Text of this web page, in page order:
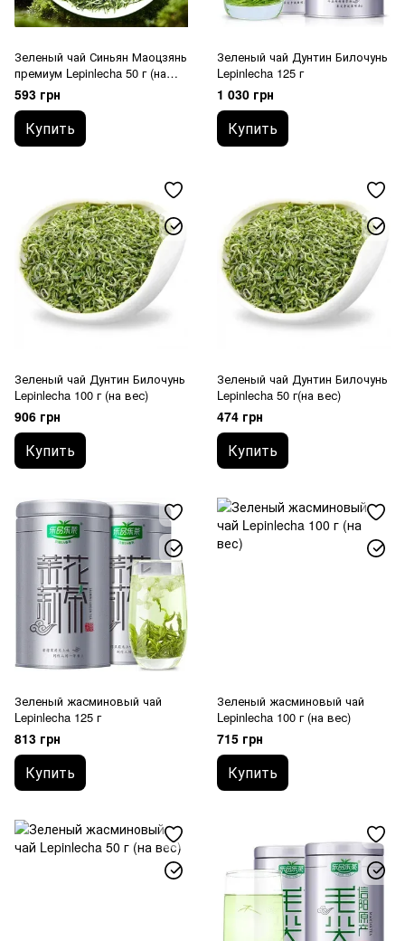
Зеленый чай Синьян Маоцзянь
премиум Lepinlecha 50 г (на
вес)
593 грн
Купить
Зеленый чай Дунтин Билочунь
Lepinlecha 125 г
1 030 грн
Купить
Зеленый чай Дунтин Билочунь
Lepinlecha 100 г (на вес)
906 грн
Купить
Зеленый чай Дунтин Билочунь
Lepinlecha 50 г(на вес)
474 грн
Купить
Зеленый жасминовый чай
Lepinlecha 125 г
813 грн
Купить
Зеленый жасминовый чай
Lepinlecha 100 г (на вес)
715 грн
Купить